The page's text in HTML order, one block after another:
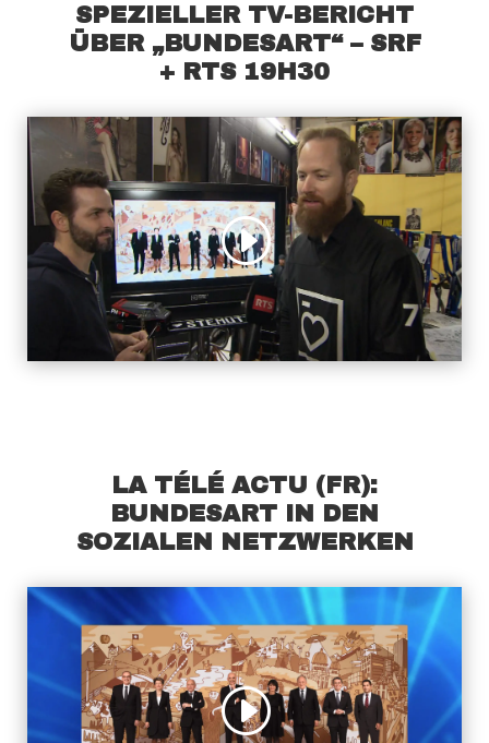
SPEZIELLER TV-BERICHT
ÜBER „BUNDESART“ – SRF
+ RTS 19H30
LA TÉLÉ ACTU (FR):
BUNDESART IN DEN
SOZIALEN NETZWERKEN